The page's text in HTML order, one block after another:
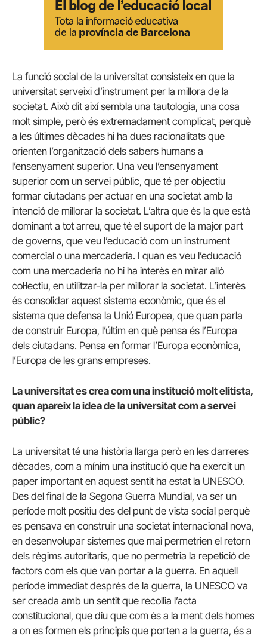
La funció social de la universitat consisteix en que la
universitat serveixi d’instrument per la millora de la
societat. Això dit així sembla una tautologia, una cosa
molt simple, però és extremadament complicat, perquè
a les últimes dècades hi ha dues racionalitats que
orienten l’organització dels sabers humans a
l’ensenyament superior. Una veu l’ensenyament
superior com un servei públic, que té per objectiu
formar ciutadans per actuar en una societat amb la
intenció de millorar la societat. L’altra que és la que està
dominant a tot arreu, que té el suport de la major part
de governs, que veu l’educació com un instrument
comercial o una mercaderia. I quan es veu l’educació
com una mercaderia no hi ha interès en mirar allò
col·lectiu, en utilitzar-la per millorar la societat. L’interès
és consolidar aquest sistema econòmic, que és el
sistema que defensa la Unió Europea, que quan parla
de construir Europa, l’últim en què pensa és l’Europa
dels ciutadans. Pensa en formar l’Europa econòmica,
l’Europa de les grans empreses.
La universitat es crea com una institució molt elitista,
quan apareix la idea de la universitat com a servei
públic?
La universitat té una història llarga però en les darreres
dècades, com a mínim una institució que ha exercit un
paper important en aquest sentit ha estat la UNESCO.
Des del final de la Segona Guerra Mundial, va ser un
període molt positiu des del punt de vista social perquè
es pensava en construir una societat internacional nova,
en desenvolupar sistemes que mai permetrien el retorn
dels règims autoritaris, que no permetria la repetició de
factors com els que van portar a la guerra. En aquell
període immediat després de la guerra, la UNESCO va
ser creada amb un sentit que recollia l’acta
constitucional, que diu que com és a la ment dels homes
a on es formen els principis que porten a la guerra, és a